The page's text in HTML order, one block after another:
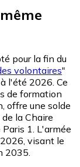
pour la fin du
volontaires"
l'été 2026. Ce
de formation
offre une solde
la Chaire
1. L'armée
visant le
2035.